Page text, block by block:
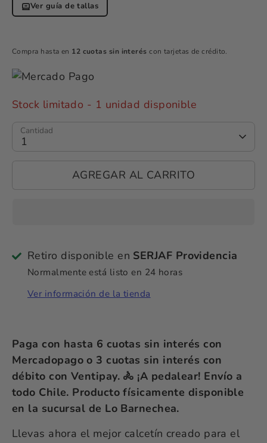
Ver guía de tallas
Compra hasta en 12 cuotas sin interés con tarjetas de crédito.
Stock limitado - 1 unidad disponible
Cantidad
1
AGREGAR AL CARRITO
Retiro disponible en SERJAF Providencia
Normalmente está listo en 24 horas
Ver información de la tienda
Paga con hasta 6 cuotas sin interés con
Mercadopago o 3 cuotas sin interés con
débito con Ventipay. 🚴 ¡A pedalear! Envío a
todo Chile. Producto físicamente disponible
en la sucursal de Lo Barnechea.
Llevas ahora el mejor calcetín creado para el